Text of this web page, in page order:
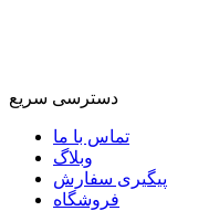
دسترسی سریع
تماس با ما
وبلاگ
پیگیری سفارش
فروشگاه